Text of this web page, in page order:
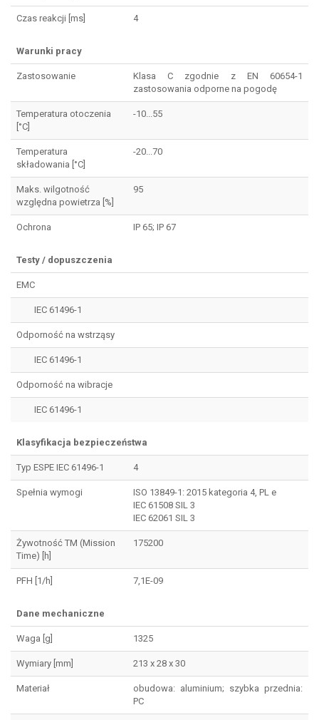
Czas reakcji [ms] 4
Warunki pracy
Zastosowanie
Klasa C zgodnie z EN 60654-1
zastosowania odporne na pogodę
Temperatura otoczenia
[°C]
-10...55
Temperatura
składowania [°C]
-20...70
Maks. wilgotność
względna powietrza [%]
95
Ochrona IP 65; IP 67
Testy / dopuszczenia
EMC
IEC 61496-1
Odporność na wstrząsy
IEC 61496-1
Odporność na wibracje
IEC 61496-1
Klasyfikacja bezpieczeństwa
Typ ESPE IEC 61496-1 4
Spełnia wymogi
ISO 13849-1: 2015 kategoria 4, PL e
IEC 61508 SIL 3
IEC 62061 SIL 3
Żywotność TM (Mission
Time) [h]
175200
PFH [1/h] 7,1E-09
Dane mechaniczne
Waga [g] 1325
Wymiary [mm] 213 x 28 x 30
Materiał
obudowa: aluminium; szybka przednia:
PC